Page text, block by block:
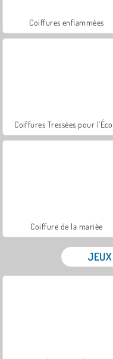
Coiffures enflammées
Coiffures Tressées pour
Coiffure de la mariée